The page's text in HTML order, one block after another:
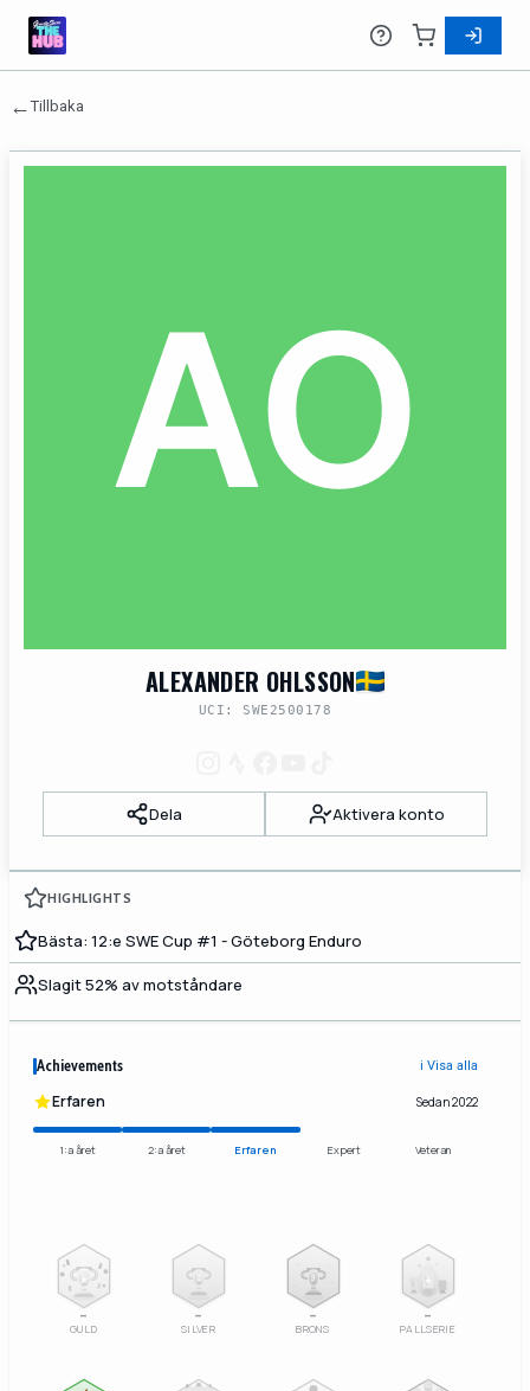
←Tillbaka
ALEXANDER OHLSSON
UCI: SWE2500178
Dela Aktivera konto
HIGHLIGHTS
Bästa: 12:e SWE Cup #1 - Göteborg Enduro
Slagit 52% av motståndare
Achievements ℹ️ Visa alla
Erfaren Sedan 2022
1:a året 2:a året Erfaren Expert Veteran
–
GULD
–
SILVER
3
–
BRONS
–
PALLSERIE